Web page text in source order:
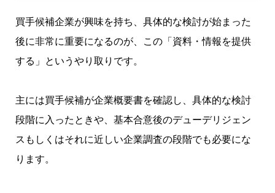
買手候補企業が興味を持ち、具体的な検討が始まった
後に非常に重要になるのが、この「資料・情報を提供
する」というやり取りです。
主には買手候補が企業概要書を確認し、具体的な検討
段階に入ったときや、基本合意後のデューデリジェン
スもしくはそれに近しい企業調査の段階でも必要にな
ります。